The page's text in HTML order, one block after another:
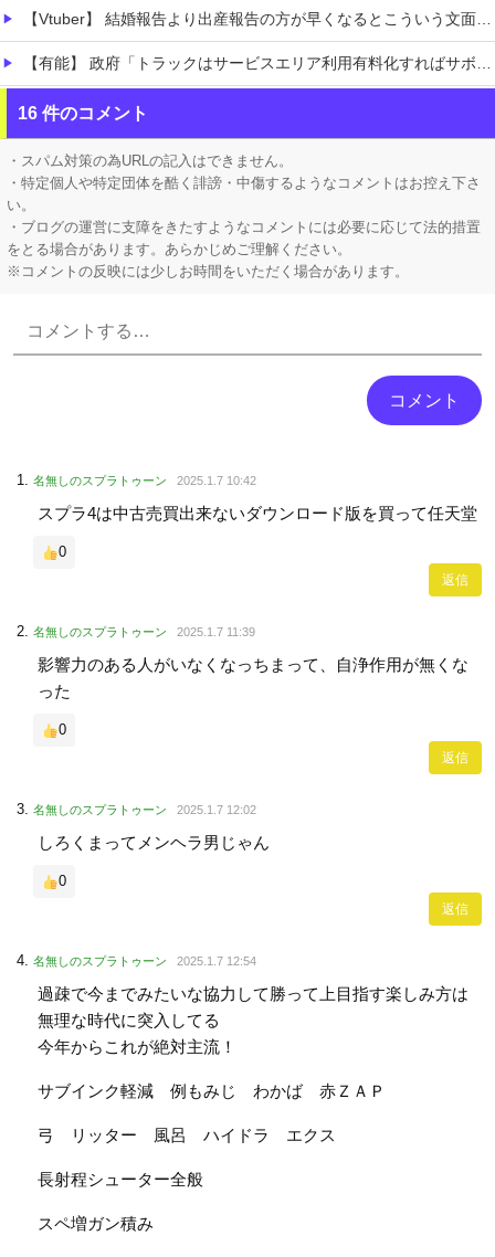
【Vtuber】 結婚報告より出産報告の方が早くなるとこういう文面になるんか
【有能】 政府「トラックはサービスエリア利用有料化すればサボらず走るし流問題解決じゃね？」
連れて行かれた
【コンゴ】 エボラ出血熱、感染3600人…過去最大の流行に
16 件のコメント
・スパム対策の為URLの記入はできません。
・特定個人や特定団体を酷く誹謗・中傷するようなコメントはお控え下さ
い。
・ブログの運営に支障をきたすようなコメントには必要に応じて法的措置
をとる場合があります。あらかじめご理解ください。
※コメントの反映には少しお時間をいただく場合があります。
名無しのスプラトゥーン 2025.1.7 10:42
スプラ4は中古売買出来ないダウンロード版を買って任天堂
0
返信
名無しのスプラトゥーン 2025.1.7 11:39
影響力のある人がいなくなっちまって、自浄作用が無くな
った
0
返信
名無しのスプラトゥーン 2025.1.7 12:02
しろくまってメンヘラ男じゃん
0
返信
名無しのスプラトゥーン 2025.1.7 12:54
過疎で今までみたいな協力して勝って上目指す楽しみ方は
無理な時代に突入してる
今年からこれが絶対主流！
サブインク軽減 例もみじ わかば 赤ＺＡＰ
弓 リッター 風呂 ハイドラ エクス
長射程シューター全般
スペ増ガン積み